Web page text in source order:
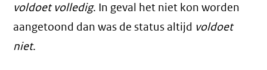
voldoet volledig. In geval het niet kon worden
aangetoond dan was de status altijd voldoet
niet.